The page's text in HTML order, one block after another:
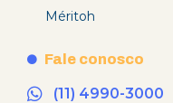
Méritoh
Fale conosco
(11) 4990-3000